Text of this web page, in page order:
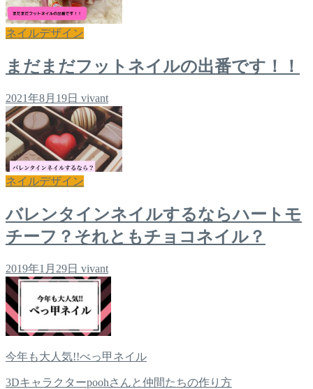
ネイルデザイン
まだまだフットネイルの出番です！！
2021年8月19日 vivant
ネイルデザイン
バレンタインネイルするならハートモ
チーフ？それともチョコネイル？
2019年1月29日 vivant
今年も大人気!!べっ甲ネイル
3Dキャラクターpoohさんと仲間たちの作り方